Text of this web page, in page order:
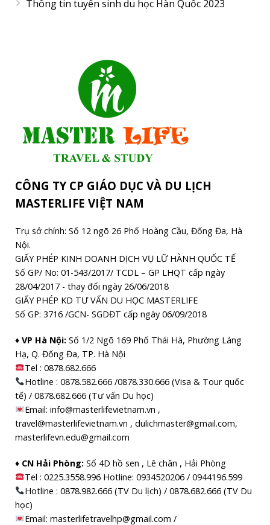
Thông tin tuyển sinh du học Hàn Quốc 2023
CÔNG TY CP GIÁO DỤC VÀ DU LỊCH
MASTERLIFE VIỆT NAM
Trụ sở chính: Số 12 ngõ 26 Phố Hoàng Cầu, Đống Đa, Hà
Nội.
GIẤY PHÉP KINH DOANH DỊCH VỤ LỮ HÀNH QUỐC TẾ
Số GP/ No: 01-543/2017/ TCDL – GP LHQT cấp ngày
28/04/2017 - thay đổi ngày 26/06/2018
GIẤY PHÉP KD TƯ VẤN DU HỌC MASTERLIFE
Số GP: 3716 /GCN- SGDĐT cấp ngày 06/09/2018
♦ VP Hà Nội: Số 1/2 Ngõ 169 Phố Thái Hà, Phường Láng
Hạ, Q. Đống Đa, TP. Hà Nội
Tel :0878.682.666
Hotline : 0878.582.666 /0878.330.666 (Visa & Tour quốc
tế) / 0878.682.666 (Tư vấn Du học)
Email: info@masterlifevietnam.vn ,
travel@masterlifevietnam.vn , dulichmaster@gmail.com,
masterlifevn.edu@gmail.com
♦ CN Hải Phòng: Số 4D hồ sen , Lê chân , Hải Phòng
Tel : 0225.3558.996 Hotline: 0934520206 / 0944196.599
Hotline : 0878.982.666 (TV Du lịch) / 0878.682.666 (TV Du
học)
Email: masterlifetravelhp@gmail.com /